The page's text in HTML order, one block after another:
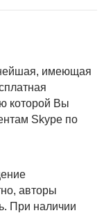
имеющая
которой Вы
Skype по
авторы
При наличии